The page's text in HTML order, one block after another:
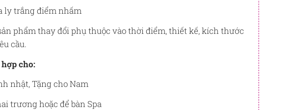
ly trắng điểm nhấm
phẩm thay đổi phụ thuộc vào thời điểm, thiết kế, kích thước
cầu.
cho:
nhật, Tặng cho Nam
trương hoặc để bàn Spa